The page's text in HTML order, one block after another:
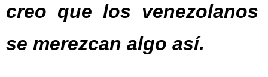
creo que los venezolanos
se merezcan algo así.